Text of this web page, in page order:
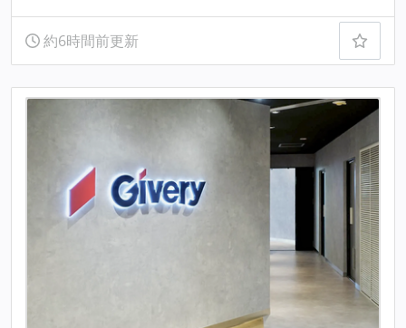
約6時間前更新